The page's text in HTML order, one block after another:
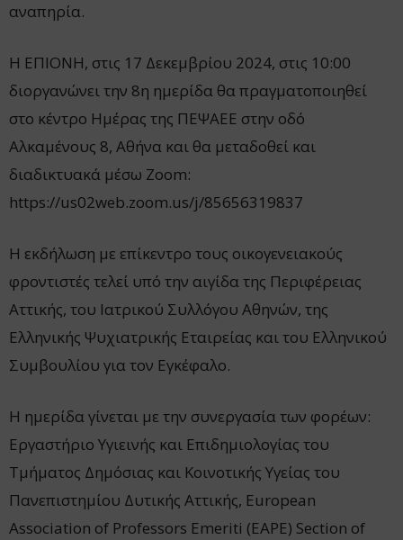
αναπηρία.
Η ΕΠΙΟΝΗ, στις 17 Δεκεμβρίου 2024, στις 10:00
διοργανώνει την 8η ημερίδα θα πραγματοποιηθεί
στο κέντρο Ημέρας της ΠΕΨΑΕΕ στην οδό
Αλκαμένους 8, Αθήνα και θα μεταδοθεί και
διαδικτυακά μέσω Zoom:
https://us02web.zoom.us/j/85656319837
Η εκδήλωση με επίκεντρο τους οικογενειακούς
φροντιστές τελεί υπό την αιγίδα της Περιφέρειας
Αττικής, του Ιατρικού Συλλόγου Αθηνών, της
Ελληνικής Ψυχιατρικής Εταιρείας και του Ελληνικού
Συμβουλίου για τον Εγκέφαλο.
Η ημερίδα γίνεται με την συνεργασία των φορέων:
Εργαστήριο Υγιεινής και Επιδημιολογίας του
Τμήματος Δημόσιας και Κοινοτικής Υγείας του
Πανεπιστημίου Δυτικής Αττικής, European
Association of Professors Emeriti (EAPE) Section of